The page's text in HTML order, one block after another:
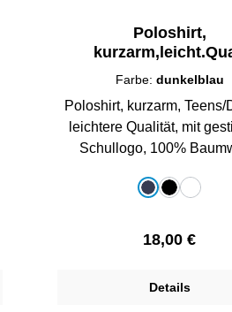
Poloshirt,
Girls/Teens XS-
Farbe: dunkelblau
Poloshirt, kurzarm, Teens/
leichtere Qualität, mit
Schullogo, 100%
auswählen
dunkelblau
schwarz
weiß
Regulärer
18,00 €
Details